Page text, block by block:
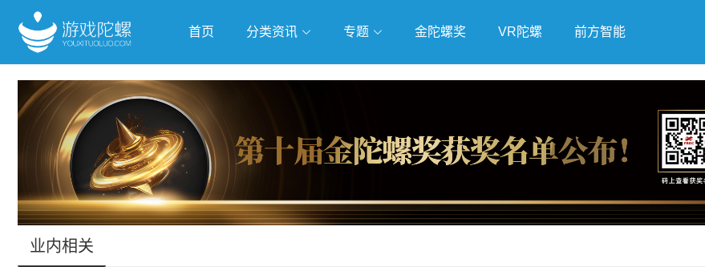
首页 分类资讯 专题
抢滩全球 人工智能 武侠游戏 独立游戏 云游戏
跨界Talk
金陀螺奖 VR陀螺 前方智能
业内相关